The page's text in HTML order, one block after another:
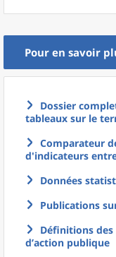
Pour en savoir
Dossier
tableaux sur le
Comparateur
d'indicateurs
Données
Publications
Définitions des
d’action publique